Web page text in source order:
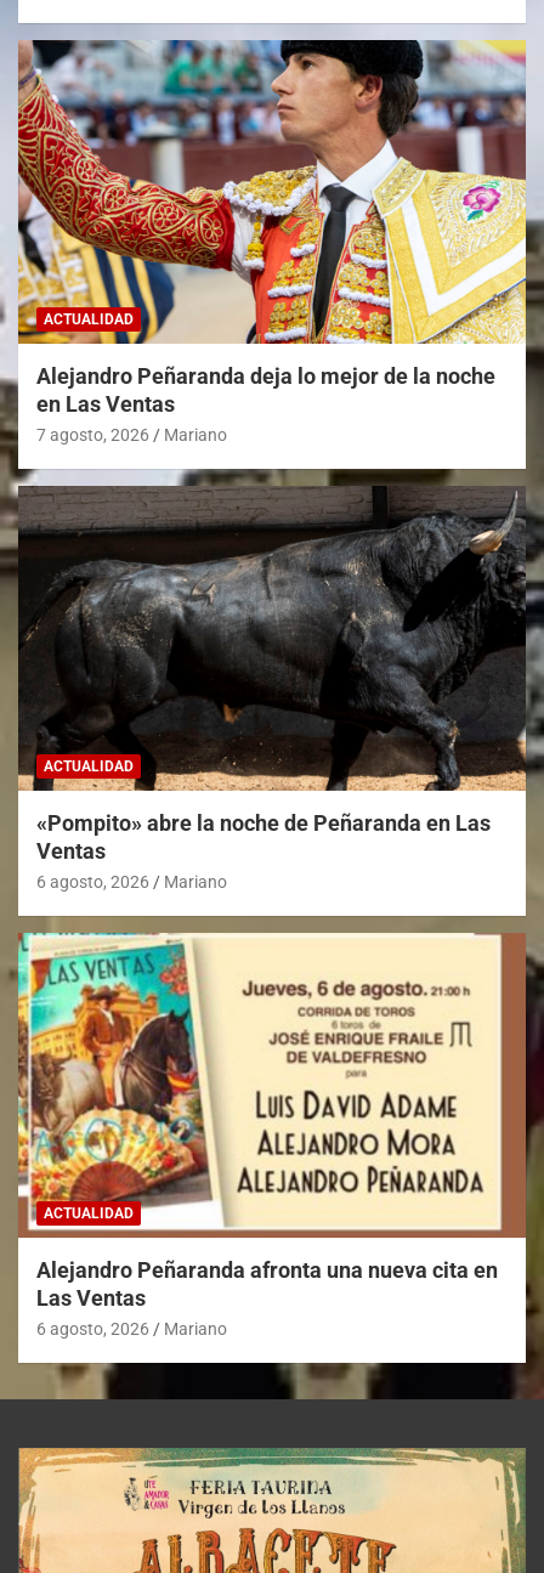
ACTUALIDAD
Alejandro Peñaranda deja lo mejor de la noche
en Las Ventas
7 agosto, 2026 Mariano
ACTUALIDAD
«Pompito» abre la noche de Peñaranda en Las
Ventas
6 agosto, 2026 Mariano
ACTUALIDAD
Alejandro Peñaranda afronta una nueva cita en
Las Ventas
6 agosto, 2026 Mariano